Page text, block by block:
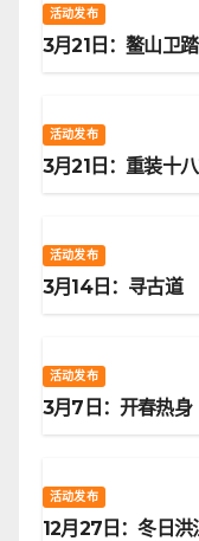
活动发布
3月21日：鳌山卫
活动发布
3月21日：重装十
活动发布
3月14日：寻古道
活动发布
3月7日：开春热身
活动发布
12月27日：冬日洪